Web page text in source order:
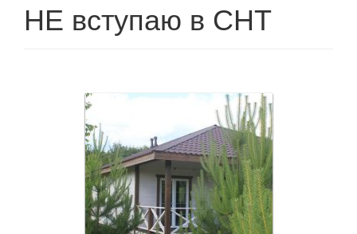
НЕ вступаю в СНТ